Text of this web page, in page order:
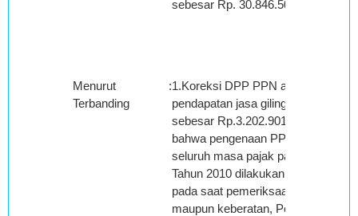
sebesar Rp. 30.846.505,00
Menurut
Terbanding
:1.Koreksi DPP PPN atas
pendapatan jasa giling
sebesar Rp.3.202.901.515,00
bahwa pengenaan PPN atas
seluruh masa pajak pada
Tahun 2010 dilakukan karena
pada saat pemeriksaan
maupun keberatan, Pemohon